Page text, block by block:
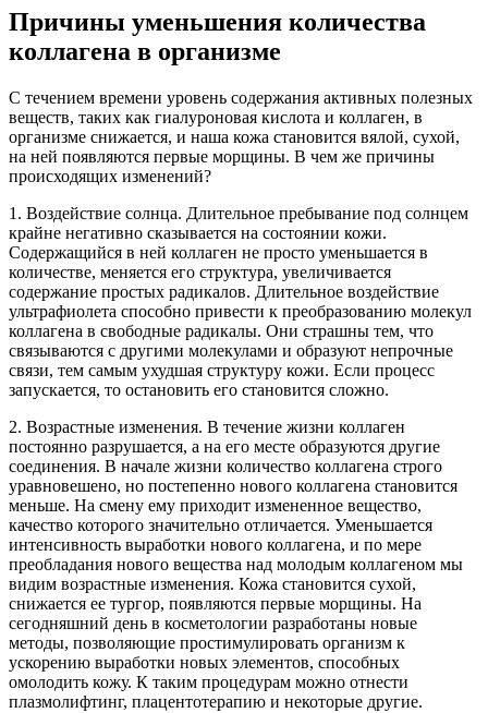
Причины уменьшения количества
коллагена в организме
С течением времени уровень содержания активных полезных
веществ, таких как гиалуроновая кислота и коллаген, в
организме снижается, и наша кожа становится вялой, сухой,
на ней появляются первые морщины. В чем же причины
происходящих изменений?
1. Воздействие солнца. Длительное пребывание под солнцем
крайне негативно сказывается на состоянии кожи.
Содержащийся в ней коллаген не просто уменьшается в
количестве, меняется его структура, увеличивается
содержание простых радикалов. Длительное воздействие
ультрафиолета способно привести к преобразованию молекул
коллагена в свободные радикалы. Они страшны тем, что
связываются с другими молекулами и образуют непрочные
связи, тем самым ухудшая структуру кожи. Если процесс
запускается, то остановить его становится сложно.
2. Возрастные изменения. В течение жизни коллаген
постоянно разрушается, а на его месте образуются другие
соединения. В начале жизни количество коллагена строго
уравновешено, но постепенно нового коллагена становится
меньше. На смену ему приходит измененное вещество,
качество которого значительно отличается. Уменьшается
интенсивность выработки нового коллагена, и по мере
преобладания нового вещества над молодым коллагеном мы
видим возрастные изменения. Кожа становится сухой,
снижается ее тургор, появляются первые морщины. На
сегодняшний день в косметологии разработаны новые
методы, позволяющие простимулировать организм к
ускорению выработки новых элементов, способных
омолодить кожу. К таким процедурам можно отнести
плазмолифтинг, плацентотерапию и некоторые другие.